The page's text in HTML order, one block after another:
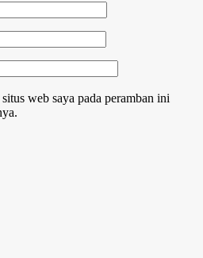
web saya pada peramban ini